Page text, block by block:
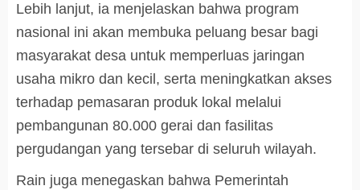
Lebih lanjut, ia menjelaskan bahwa program
nasional ini akan membuka peluang besar bagi
masyarakat desa untuk memperluas jaringan
usaha mikro dan kecil, serta meningkatkan akses
terhadap pemasaran produk lokal melalui
pembangunan 80.000 gerai dan fasilitas
pergudangan yang tersebar di seluruh wilayah.
Rain juga menegaskan bahwa Pemerintah